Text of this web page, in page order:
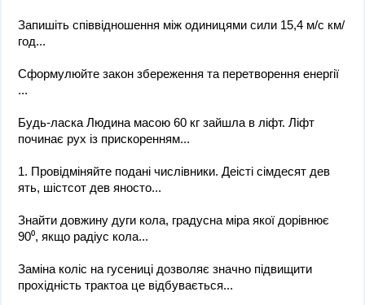
Запишіть співвідношення між одиницями сили 15,4 м/с км/
год...
Сформулюйте закон збереження та перетворення енергії ​
...
Будь-ласка Людина масою 60 кг зайшла в ліфт. Ліфт
починає рух із прискоренням...
1. Провідміняйте подані числівники. Деісті сімдесят дев
ять, шістсот дев яносто...
Знайти довжину дуги кола, градусна міра якої дорівнює
90⁰, якщо радіус кола...
Заміна коліс на гусениці дозволяє значно підвищити
прохідність трактоа це відбувається...